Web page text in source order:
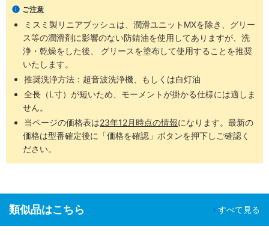
ご注意
ミスミ製リニアブッシュは、潤滑ユニットMXを除き、グリー
ス等の潤滑剤に影響のない防錆油を使用してありますが、洗
浄・乾燥をした後、 グリースを塗布して使用することを推奨
いたします。
推奨洗浄方法：超音波洗浄機、もしくは白灯油
全長（L寸）が短いため、モーメントが掛かる仕様には適しま
せん。
当ページの価格表は23年12月時点の情報になります。最新の
価格は型番確定後に「価格を確認」ボタンを押下しご確認く
ださい。
類似品はこちら すべて見る